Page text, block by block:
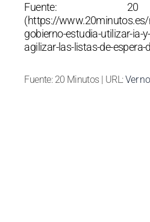
Fuente:
(https://
gobierno-estudia-utilizar-ia-
agilizar-las-listas-de-
Fuente: 20 Minutos | URL:Ver